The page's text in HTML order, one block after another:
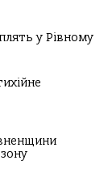
у Рівному